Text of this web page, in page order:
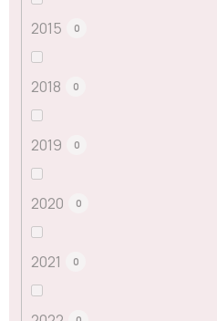
2015 0
2018 0
2019 0
2020 0
2021 0